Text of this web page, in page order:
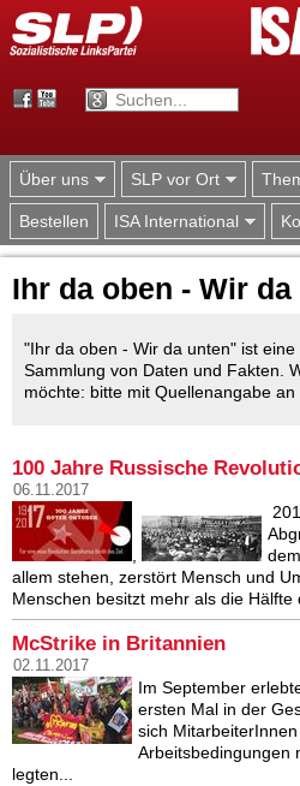
Jump to
Über uns SLP vor Ort
Bestellen ISA International
Ihr da oben - Wir da
"Ihr da oben - Wir da unten" ist
Sammlung von Daten und Fakten.
möchte: bitte mit Quellenangabe an
100 Jahre Russische
06.11.2017
,
allem stehen, zerstört Mensch und
Menschen besitzt mehr als die Hälfte
McStrike in Britannien
02.11.2017
Im September
ersten Mal in der
sich
Arbeitsbedingungen
legten...